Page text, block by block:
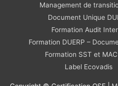
Management de
Document Unique
Formation Audit
Formation DUERP –
Formation SST et
Label Ecovadis